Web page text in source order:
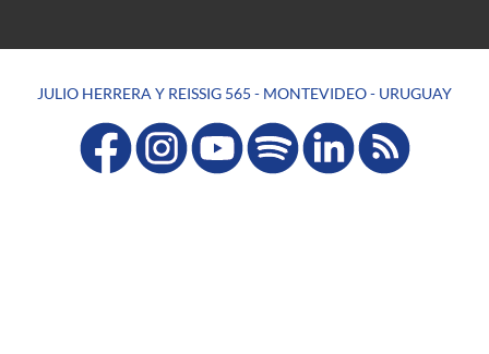
JULIO HERRERA Y REISSIG 565 - MONTEVIDEO - URUGUAY